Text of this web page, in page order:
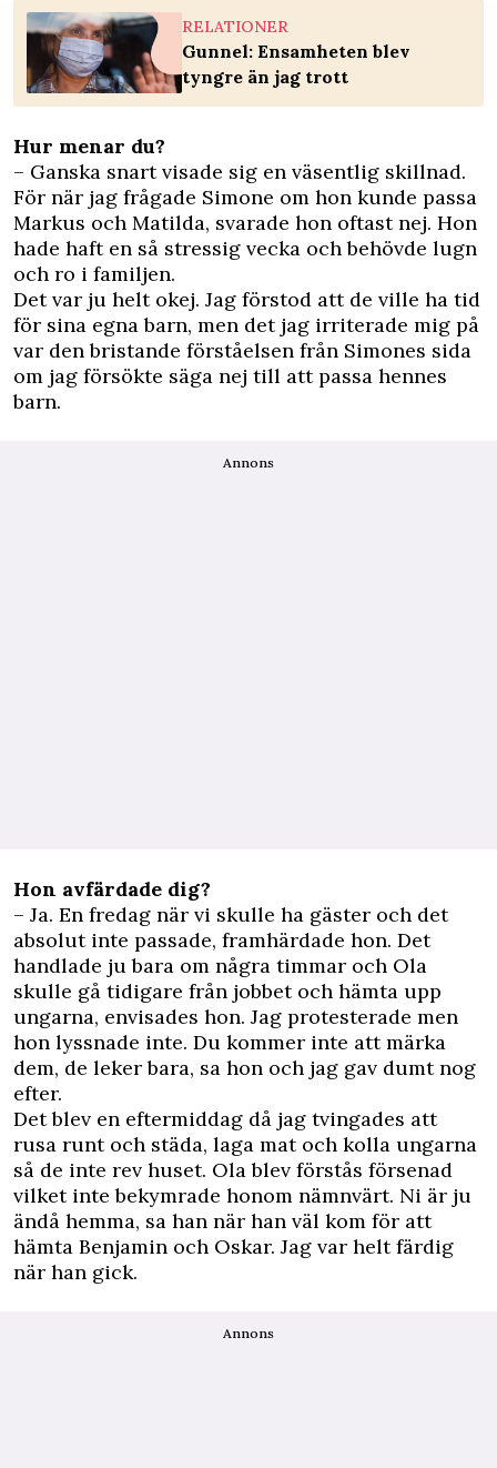
RELATIONER
Gunnel: Ensamheten blev
tyngre än jag trott
Hur menar du?
– Ganska snart visade sig en väsentlig skillnad.
För när jag frågade Simone om hon kunde passa
Markus och Matilda, svarade hon oftast nej. Hon
hade haft en så stressig vecka och behövde lugn
och ro i familjen.
Det var ju helt okej. Jag förstod att de ville ha tid
för sina egna barn, men det jag irriterade mig på
var den bristande förståelsen från Simones sida
om jag försökte säga nej till att passa hennes
barn.
Annons
Hon avfärdade dig?
– Ja. En fredag när vi skulle ha gäster och det
absolut inte passade, framhärdade hon. Det
handlade ju bara om några timmar och Ola
skulle gå tidigare från jobbet och hämta upp
ungarna, envisades hon. Jag protesterade men
hon lyssnade inte. Du kommer inte att märka
dem, de leker bara, sa hon och jag gav dumt nog
efter.
Det blev en eftermiddag då jag tvingades att
rusa runt och städa, laga mat och kolla ungarna
så de inte rev huset. Ola blev förstås försenad
vilket inte bekymrade honom nämnvärt. Ni är ju
ändå hemma, sa han när han väl kom för att
hämta Benjamin och Oskar. Jag var helt färdig
när han gick.
Annons